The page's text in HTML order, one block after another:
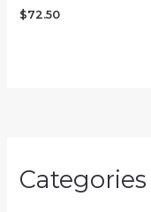
Categories
$72.50